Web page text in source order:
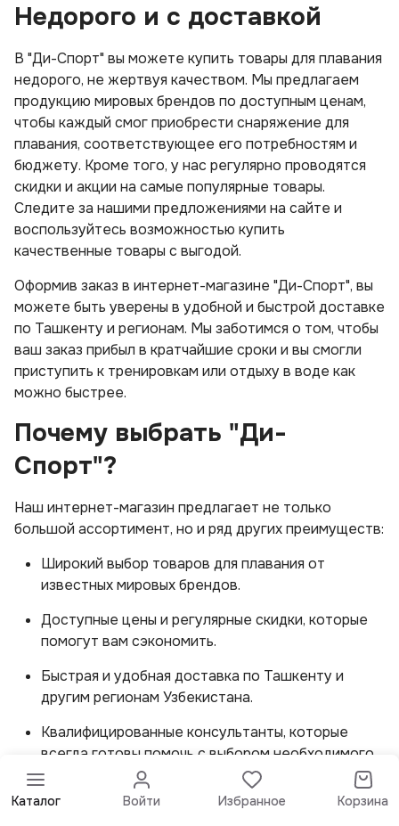
Недорого и с доставкой
В "Ди-Спорт" вы можете купить товары для плавания
недорого, не жертвуя качеством. Мы предлагаем
продукцию мировых брендов по доступным ценам,
чтобы каждый смог приобрести снаряжение для
плавания, соответствующее его потребностям и
бюджету. Кроме того, у нас регулярно проводятся
скидки и акции на самые популярные товары.
Следите за нашими предложениями на сайте и
воспользуйтесь возможностью купить
качественные товары с выгодой.
Оформив заказ в интернет-магазине "Ди-Спорт", вы
можете быть уверены в удобной и быстрой доставке
по Ташкенту и регионам. Мы заботимся о том, чтобы
ваш заказ прибыл в кратчайшие сроки и вы смогли
приступить к тренировкам или отдыху в воде как
можно быстрее.
Почему выбрать "Ди-
Спорт"?
Наш интернет-магазин предлагает не только
большой ассортимент, но и ряд других преимуществ:
Широкий выбор товаров для плавания от
известных мировых брендов.
Доступные цены и регулярные скидки, которые
помогут вам сэкономить.
Быстрая и удобная доставка по Ташкенту и
другим регионам Узбекистана.
Квалифицированные консультанты, которые
всегда готовы помочь с выбором необходимого
оборудования и аксессуаров.
Не откладывайте покупку — приобретайте
Каталог Войти Избранное Корзина